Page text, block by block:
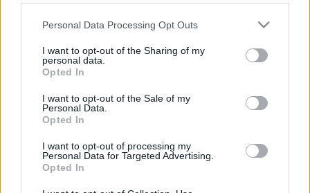
Please note that this website/app uses one or more Google
not limited to your visit or usage behaviour. You may click to
grant or deny consent to Google and its third-party tags to
use your data for below specified purposes in below Google
consent section.
Personal Data Processing Opt Outs
I want to opt-out of the Sharing of my
personal data.
Opted In
I want to opt-out of the Sale of my
Personal Data.
Opted In
I want to opt-out of processing my
Personal Data for Targeted Advertising.
Opted In
versenyképességi…